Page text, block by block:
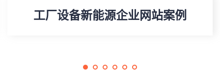
工厂设备新能源企业网站案例